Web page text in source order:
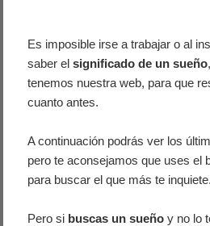
Es imposible irse a trabajar o al
saber elsignificado de un sueño
tenemos nuestra web, para que
cuanto antes.
A continuación podrás ver los
pero te aconsejamos que uses el
para buscar el que más te inquiete.
Pero si buscas un sueño y no lo